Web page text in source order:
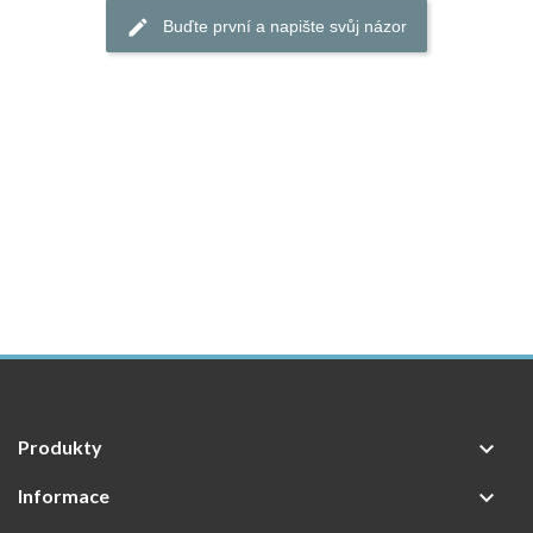
Buďte první a napište svůj názor
Produkty 
Informace 